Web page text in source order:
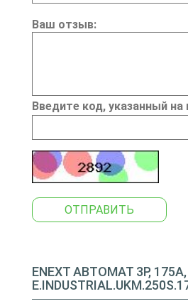
Ваш отзыв:
Введите код, указанный на
ОТПРАВИТЬ
ENEXT АВТОМАТ 3Р,